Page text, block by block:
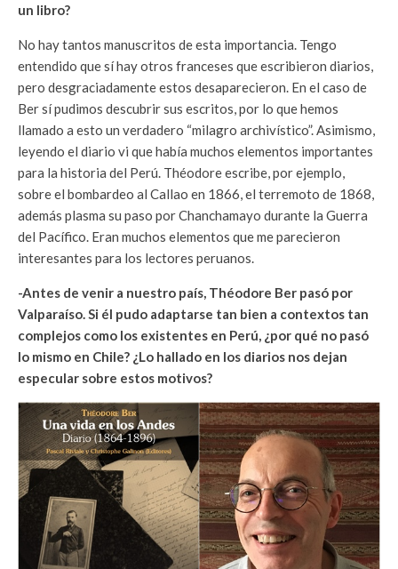
un libro?
No hay tantos manuscritos de esta importancia. Tengo
entendido que sí hay otros franceses que escribieron diarios,
pero desgraciadamente estos desaparecieron. En el caso de
Ber sí pudimos descubrir sus escritos, por lo que hemos
llamado a esto un verdadero “milagro archivístico”. Asimismo,
leyendo el diario vi que había muchos elementos importantes
para la historia del Perú. Théodore escribe, por ejemplo,
sobre el bombardeo al Callao en 1866, el terremoto de 1868,
además plasma su paso por Chanchamayo durante la Guerra
del Pacífico. Eran muchos elementos que me parecieron
interesantes para los lectores peruanos.
-Antes de venir a nuestro país, Théodore Ber pasó por
Valparaíso. Si él pudo adaptarse tan bien a contextos tan
complejos como los existentes en Perú, ¿por qué no pasó
lo mismo en Chile? ¿Lo hallado en los diarios nos dejan
especular sobre estos motivos?